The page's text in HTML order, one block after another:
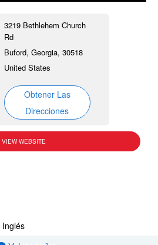
3219 Bethlehem Church
Rd
Buford, Georgia, 30518
United States
Obtener Las
Direcciones
VIEW WEBSITE
Inglés